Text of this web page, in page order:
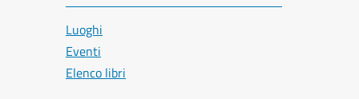
Luoghi
Eventi
Elenco libri